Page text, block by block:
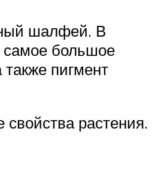
шалфей. В
самое большое
пигмент
растения.